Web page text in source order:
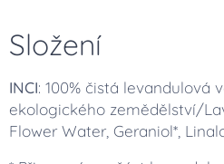
Složení
INCI: 100% čistá levandulová
ekologického zemědělství/
Flower Water, Geraniol*,